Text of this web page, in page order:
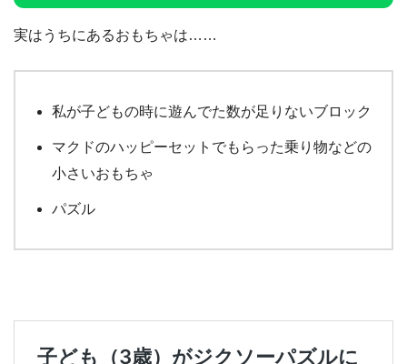
実はうちにあるおもちゃは……
私が子どもの時に遊んでた数が足りないブロック
マクドのハッピーセットでもらった乗り物などの
小さいおもちゃ
パズル